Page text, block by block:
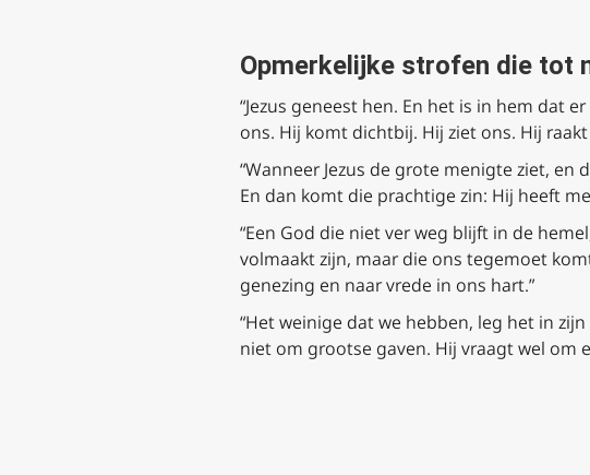
Opmerkelijke strofen die tot
“Jezus geneest hen. En het is in hem dat
ons. Hij komt dichtbij. Hij ziet ons. Hij
“Wanneer Jezus de grote menigte ziet,
En dan komt die prachtige zin: Hij heeft
“Een God die niet ver weg blijft in de
volmaakt zijn, maar die ons tegemoet
genezing en naar vrede in ons hart.”
“Het weinige dat we hebben, leg het in
niet om grootse gaven. Hij vraagt wel om